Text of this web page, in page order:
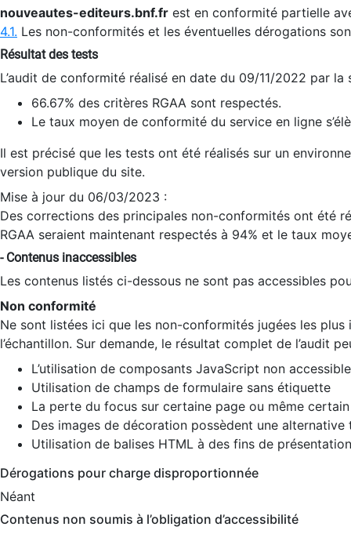
nouveautes-editeurs.bnf.fr est en conformité partielle
4.1. Les non-conformités et les éventuelles dérogations
Résultat des tests
L’audit de conformité réalisé en date du 09/11/2022 par
66.67% des critères RGAA sont respectés.
Le taux moyen de conformité du service en ligne
Il est précisé que les tests ont été réalisés sur un
version publique du site.
Mise à jour du 06/03/2023 :
Des corrections des principales non-conformités ont été
RGAA seraient maintenant respectés à 94% et le taux
- Contenus inaccessibles
Les contenus listés ci-dessous ne sont pas accessibles
Non conformité
Ne sont listées ici que les non-conformités jugées les
l’échantillon. Sur demande, le résultat complet de l’audit
L’utilisation de composants JavaScript non
Utilisation de champs de formulaire sans étiquette
La perte du focus sur certaine page ou même
Des images de décoration possèdent une alternative
Utilisation de balises HTML à des fins de
Dérogations pour charge disproportionnée
Néant
Contenus non soumis à l’obligation d’accessibilité